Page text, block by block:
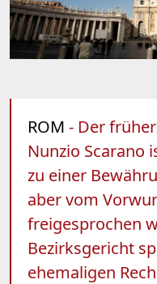
ROM - Der
Nunzio Scarano
zu einer
aber vom
freigesprochen
Bezirksgericht
ehemaligen